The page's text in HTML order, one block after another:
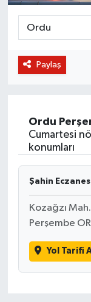
Paylaş
Ordu
Cumartesi
konumları
Şahin
Kozağzı
Perşembe
Yol Tarifi
BİLİM VE